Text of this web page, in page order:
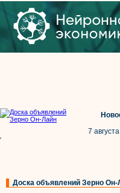
7
'
Доска объявлений Зерно